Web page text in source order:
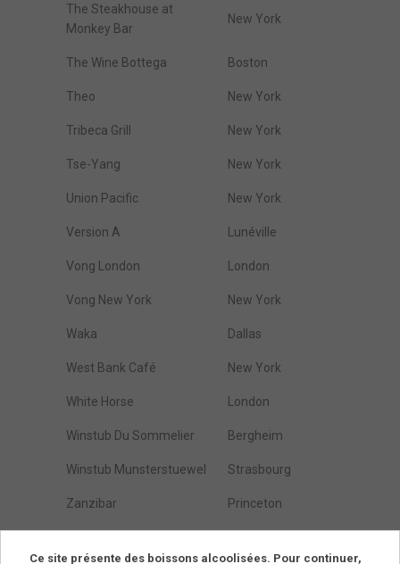
The Steakhouse at
Monkey Bar
New York
The Wine Bottega Boston
Theo New York
Tribeca Grill New York
Tse-Yang New York
Union Pacific New York
Version A Lunéville
Vong London London
Vong New York New York
Waka Dallas
West Bank Café New York
White Horse London
Winstub Du Sommelier Bergheim
Winstub Munsterstuewel Strasbourg
Zanzibar Princeton
Ce site présente des boissons alcoolisées. Pour continuer,